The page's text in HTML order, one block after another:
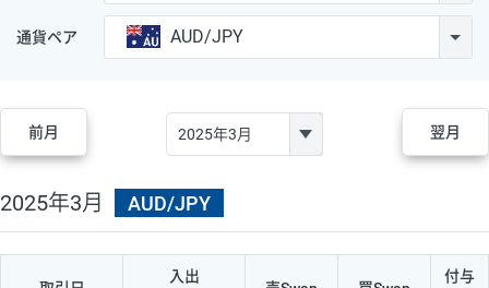
通貨ペア AUD/JPY
前月 翌月
2025年3月 AUD/JPY
入出
付与